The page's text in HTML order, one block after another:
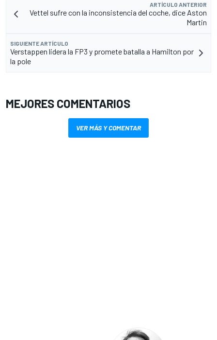
ARTÍCULO ANTERIOR
Vettel sufre con la inconsistencia del coche, dice Aston
Martin
SIGUIENTE ARTÍCULO
Verstappen lidera la FP3 y promete batalla a Hamilton por
la pole
MEJORES COMENTARIOS
VER MÁS Y COMENTAR